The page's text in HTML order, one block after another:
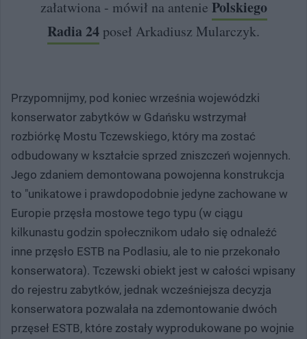
załatwiona - mówił na antenie Polskiego
Radia 24 poseł Arkadiusz Mularczyk.
Przypomnijmy, pod koniec września wojewódzki
konserwator zabytków w Gdańsku wstrzymał
rozbiórkę Mostu Tczewskiego, który ma zostać
odbudowany w kształcie sprzed zniszczeń wojennych.
Jego zdaniem demontowana powojenna konstrukcja
to "unikatowe i prawdopodobnie jedyne zachowane w
Europie przęsła mostowe tego typu (w ciągu
kilkunastu godzin społecznikom udało się odnaleźć
inne przęsło ESTB na Podlasiu, ale to nie przekonało
konserwatora). Tczewski obiekt jest w całości wpisany
do rejestru zabytków, jednak wcześniejsza decyzja
konserwatora pozwalała na zdemontowanie dwóch
przęseł ESTB, które zostały wyprodukowane po wojnie